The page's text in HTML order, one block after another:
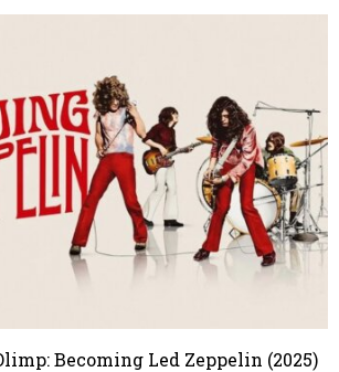
Becoming Led Zeppelin (2025)